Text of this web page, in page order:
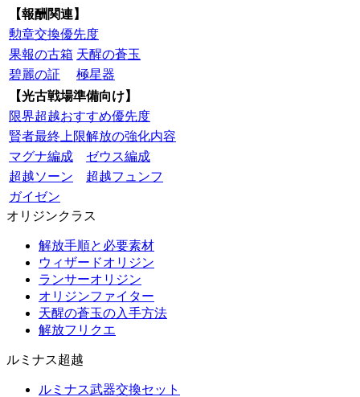
【報酬関連】
勲章交換優先度
果報の古箱 天醒の蒼玉
碧麗の証
極星器
【光古戦場準備向け】
限界超越おすすめ優先度
賢者最終上限解放の強化内容
マグナ編成
ゼウス編成
超越ソーン
超越フュンフ
ガイゼン
オリジンクラス
解放手順と必要素材
ウィザードオリジン
ランサーオリジン
オリジンファイター
天醒の蒼玉の入手方法
解放フリクエ
ルミナス超越
ルミナス武器交換セット